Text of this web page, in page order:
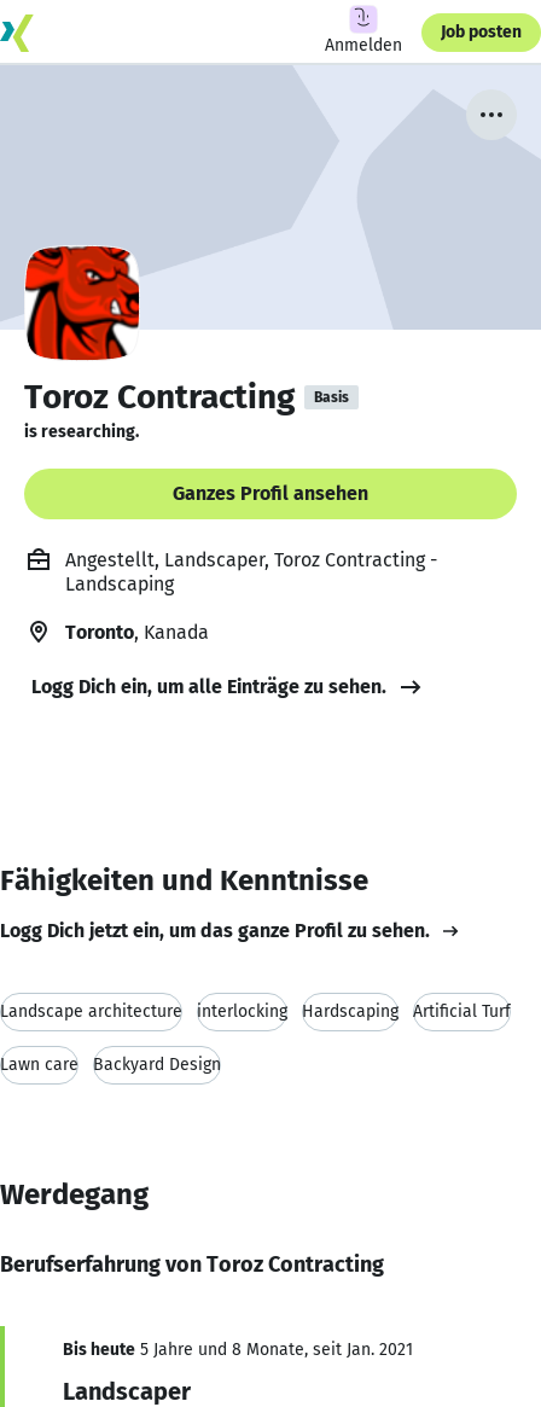
Anmelden
Job posten
Toroz Contracting Basis
is researching.
Ganzes Profil ansehen
Angestellt, Landscaper, Toroz Contracting -
Landscaping
Toronto, Kanada
Logg Dich ein, um alle Einträge zu sehen.
Fähigkeiten und Kenntnisse
Logg Dich jetzt ein, um das ganze Profil zu sehen.
Landscape architecture interlocking Hardscaping Artificial Turf
Lawn care Backyard Design
Werdegang
Berufserfahrung von Toroz Contracting
Bis heute 5 Jahre und 8 Monate, seit Jan. 2021
Landscaper